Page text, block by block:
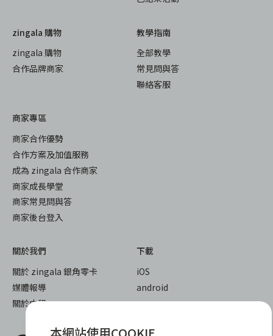
zingala 購物
zingala 購物
合作品牌商家
教學指南
全部教學
常見問與答
聯絡客服
商家專區
商家合作優勢
合作方案及加值服務
成為 zingala 合作商家
商家成長學堂
商家常見問與答
商家後台登入
關於我們
關於 zingala 銀角零卡
媒體報導
關於中租
下載
iOS
android